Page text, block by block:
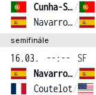
Cunha-Silva /
Navarro-Gutierrez /
semifinále
16.03. --:--
SF
Navarro-Gutierrez /
Coutelot/